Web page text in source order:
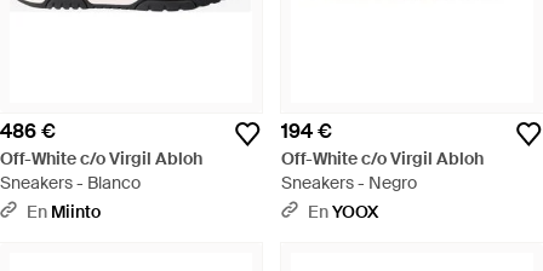
486 €
Off-White c/o Virgil Abloh
Sneakers - Blanco
En Miinto
194 €
Off-White c/o Virgil Abloh
Sneakers - Negro
EnYOOX